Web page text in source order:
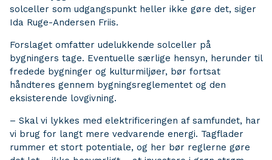
solceller som udgangspunkt heller ikke gøre det, siger
Ida Ruge-Andersen Friis.
Forslaget omfatter udelukkende solceller på
bygningers tage. Eventuelle særlige hensyn, herunder til
fredede bygninger og kulturmiljøer, bør fortsat
håndteres gennem bygningsreglementet og den
eksisterende lovgivning.
– Skal vi lykkes med elektrificeringen af samfundet, har
vi brug for langt mere vedvarende energi. Tagflader
rummer et stort potentiale, og her bør reglerne gøre